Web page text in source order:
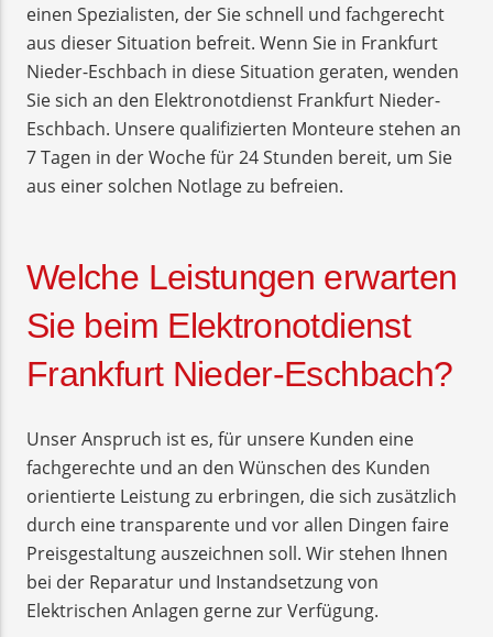
einen Spezialisten, der Sie schnell und fachgerecht
aus dieser Situation befreit. Wenn Sie in Frankfurt
Nieder-Eschbach in diese Situation geraten, wenden
Sie sich an den Elektronotdienst Frankfurt Nieder-
Eschbach. Unsere qualifizierten Monteure stehen an
7 Tagen in der Woche für 24 Stunden bereit, um Sie
aus einer solchen Notlage zu befreien.
Welche Leistungen erwarten
Sie beim Elektronotdienst
Frankfurt Nieder-Eschbach?
Unser Anspruch ist es, für unsere Kunden eine
fachgerechte und an den Wünschen des Kunden
orientierte Leistung zu erbringen, die sich zusätzlich
durch eine transparente und vor allen Dingen faire
Preisgestaltung auszeichnen soll. Wir stehen Ihnen
bei der Reparatur und Instandsetzung von
Elektrischen Anlagen gerne zur Verfügung.